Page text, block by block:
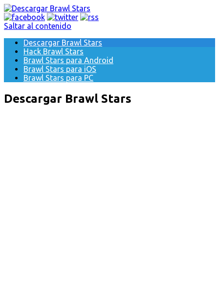
Saltar al contenido
Descargar Brawl Stars
Hack Brawl Stars
Brawl Stars para Android
Brawl Stars para iOS
Brawl Stars para PC
Descargar Brawl Stars